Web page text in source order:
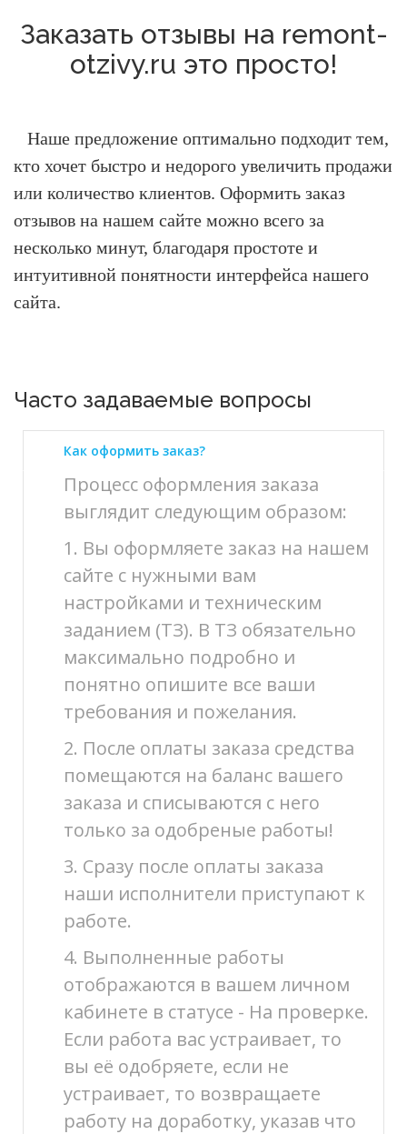
Заказать отзывы на remont-
otzivy.ru это просто!
Наше предложение оптимально подходит тем,
кто хочет быстро и недорого увеличить продажи
или количество клиентов. Оформить заказ
отзывов на нашем сайте можно всего за
несколько минут, благодаря простоте и
интуитивной понятности интерфейса нашего
сайта.
Часто задаваемые вопросы
Как оформить заказ?
Процесс оформления заказа
выглядит следующим образом:
1. Вы оформляете заказ на нашем
сайте с нужными вам
настройками и техническим
заданием (ТЗ). В ТЗ обязательно
максимально подробно и
понятно опишите все ваши
требования и пожелания.
2. После оплаты заказа средства
помещаются на баланс вашего
заказа и списываются с него
только за одобреные работы!
3. Сразу после оплаты заказа
наши исполнители приступают к
работе.
4. Выполненные работы
отображаются в вашем личном
кабинете в статусе - На проверке.
Если работа вас устраивает, то
вы её одобряете, если не
устраивает, то возвращаете
работу на доработку, указав что